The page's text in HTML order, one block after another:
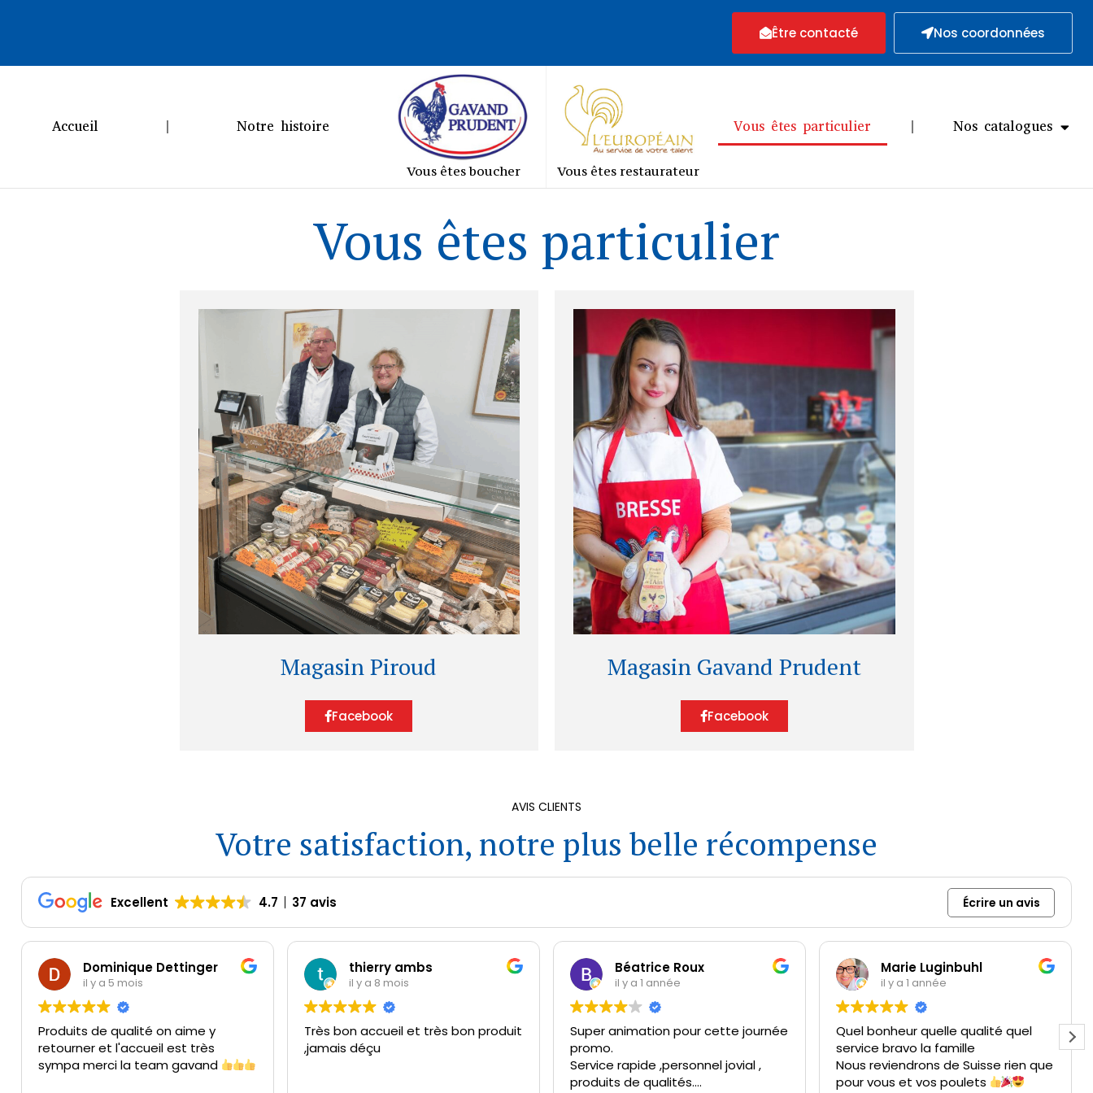
Être contacté Nos coordonnées
Accueil Notre histoire
Vous êtes boucher Vous êtes restaurateur
Vous êtes particulier Nos catalogues
Vous êtes particulier
Magasin Piroud
Facebook
Magasin Gavand Prudent
Facebook
AVIS CLIENTS
Votre satisfaction, notre plus belle récompense
Excellent 4.7 37 avis Écrire un avis
Dominique Dettinger
il y a 5 mois
Produits de qualité on aime y
retourner et l'accueil est très
sympa merci la team gavand
thierry ambs
il y a 8 mois
Très bon accueil et très bon produit
,jamais déçu
Béatrice Roux
il y a 1 année
Super animation pour cette journée
promo.
Service rapide ,personnel jovial ,
produits de qualités.
Marie Luginbuhl
il y a 1 année
Quel bonheur quelle qualité quel
service bravo la famille
Nous reviendrons de Suisse rien que
pour vous et vos poulets